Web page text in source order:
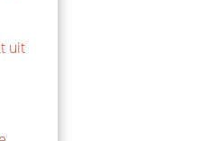
uit